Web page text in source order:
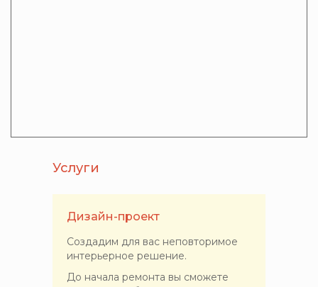
Услуги
Дизайн-проект
Создадим для вас неповторимое
интерьерное решение.
До начала ремонта вы сможете